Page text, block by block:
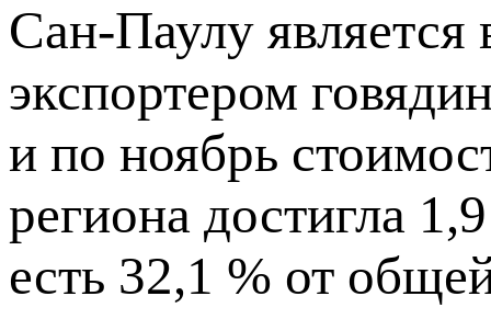
Сан-Паулу
экспортером
и по ноябрь
региона достигла
есть 32,1 % от